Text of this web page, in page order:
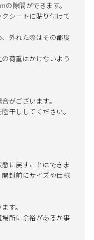
隙間ができます。
シートに貼り付けて
外れた際はその都度
荷重はかけないよう
がございます。
干ししてください。
に戻すことはできま
封前にサイズや仕様
す。
所に余裕があるか事